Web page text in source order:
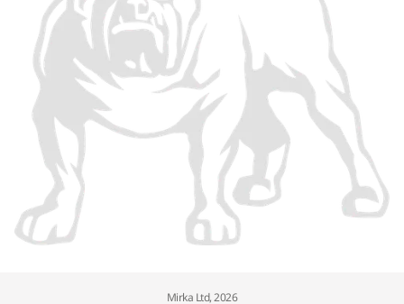
Mirka Ltd, 2026